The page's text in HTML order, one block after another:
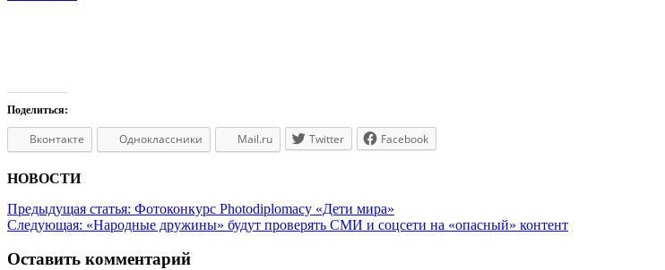
Поделиться:
Вконтакте Одноклассники Mail.ru Twitter Facebook
НОВОСТИ
Предыдущая статья: Фотоконкурс Photodiplomacy «Дети мира»
Следующая: «Народные дружины» будут проверять СМИ и соцсети на «опасный» контент
Оставить комментарий